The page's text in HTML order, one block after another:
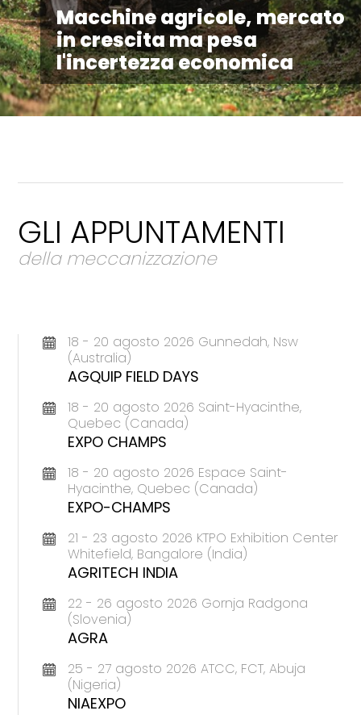
Macchine agricole, mercato
in crescita ma pesa
l'incertezza economica
GLI APPUNTAMENTI
della meccanizzazione
18 - 20 agosto 2026 Gunnedah, Nsw
(Australia)
AGQUIP FIELD DAYS
18 - 20 agosto 2026 Saint-Hyacinthe,
Quebec (Canada)
EXPO CHAMPS
18 - 20 agosto 2026 Espace Saint-
Hyacinthe, Quebec (Canada)
EXPO-CHAMPS
21 - 23 agosto 2026 KTPO Exhibition Center
Whitefield, Bangalore (India)
AGRITECH INDIA
22 - 26 agosto 2026 Gornja Radgona
(Slovenia)
AGRA
25 - 27 agosto 2026 ATCC, FCT, Abuja
(Nigeria)
NIAEXPO